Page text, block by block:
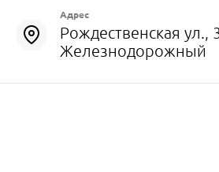
Адрес
Рождественская ул.,
Железнодорожный